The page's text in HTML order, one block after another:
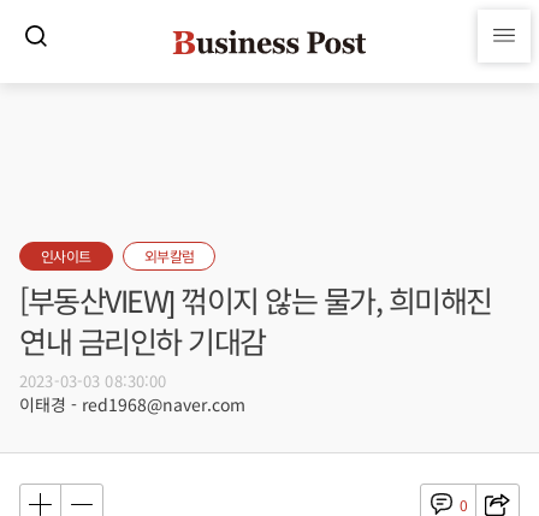
인사이트 외부칼럼
[부동산VIEW] 꺾이지 않는 물가, 희미해진
연내 금리인하 기대감
2023-03-03 08:30:00
이태경 - red1968@naver.com
0